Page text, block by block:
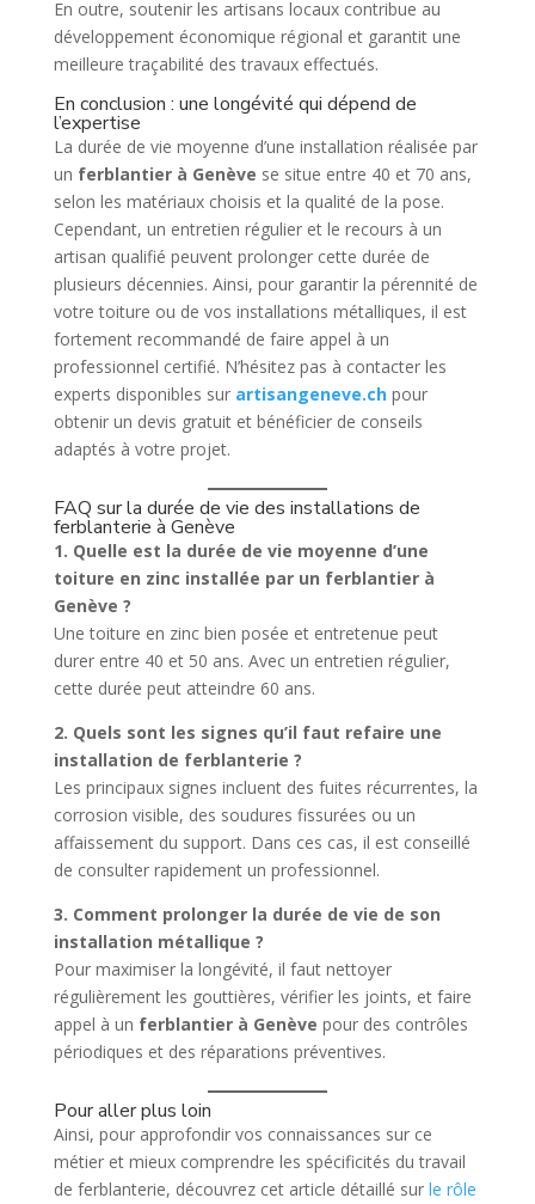
En outre, soutenir les artisans locaux contribue au
développement économique régional et garantit une
meilleure traçabilité des travaux effectués.
En conclusion : une longévité qui dépend de
l’expertise
La durée de vie moyenne d’une installation réalisée par
un ferblantier à Genève se situe entre 40 et 70 ans,
selon les matériaux choisis et la qualité de la pose.
Cependant, un entretien régulier et le recours à un
artisan qualifié peuvent prolonger cette durée de
plusieurs décennies. Ainsi, pour garantir la pérennité de
votre toiture ou de vos installations métalliques, il est
fortement recommandé de faire appel à un
professionnel certifié. N’hésitez pas à contacter les
experts disponibles sur artisangeneve.chpour
obtenir un devis gratuit et bénéficier de conseils
adaptés à votre projet.
FAQ sur la durée de vie des installations de
ferblanterie à Genève
1. Quelle est la durée de vie moyenne d’une
toiture en zinc installée par un ferblantier à
Genève ?
Une toiture en zinc bien posée et entretenue peut
durer entre 40 et 50 ans. Avec un entretien régulier,
cette durée peut atteindre 60 ans.
2. Quels sont les signes qu’il faut refaire une
installation de ferblanterie ?
Les principaux signes incluent des fuites récurrentes, la
corrosion visible, des soudures fissurées ou un
affaissement du support. Dans ces cas, il est conseillé
de consulter rapidement un professionnel.
3. Comment prolonger la durée de vie de son
installation métallique ?
Pour maximiser la longévité, il faut nettoyer
régulièrement les gouttières, vérifier les joints, et faire
appel à un ferblantier à Genève pour des contrôles
périodiques et des réparations préventives.
Pour aller plus loin
Ainsi, pour approfondir vos connaissances sur ce
métier et mieux comprendre les spécificités du travail
de ferblanterie, découvrez cet article détaillé sur le rôle